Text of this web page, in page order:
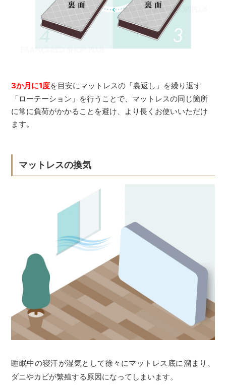
3か月に1度を目安にマットレスの「裏返し」を繰り返す
「ローテーション」を行うことで、マットレスの同じ箇所
に常に負荷がかかることを避け、より長くお使いいただけ
ます。
マットレスの換気
睡眠中の寝汗が湿気として徐々にマットレス底に溜まり、
ダニやカビが繁殖する原因になってしまいます。